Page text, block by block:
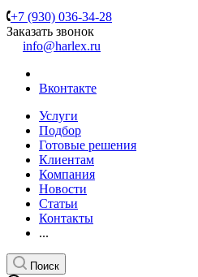
+7 (930) 036-34-28
Заказать звонок
info@harlex.ru
Вконтакте
Услуги
Подбор
Готовые решения
Клиентам
Компания
Новости
Статьи
Контакты
...
Поиск